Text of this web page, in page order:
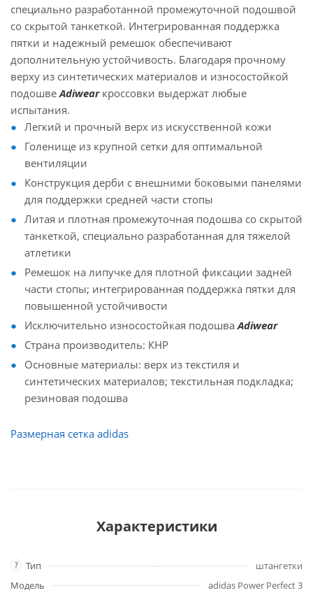
специально разработанной промежуточной подошвой
со скрытой танкеткой. Интегрированная поддержка
пятки и надежный ремешок обеспечивают
дополнительную устойчивость. Благодаря прочному
верху из синтетических материалов и износостойкой
подошвеAdiwearкроссовки выдержат любые
испытания.
Легкий и прочный верх из искусственной кожи
Голенище из крупной сетки для оптимальной
вентиляции
Конструкция дерби с внешними боковыми панелями
для поддержки средней части стопы
Литая и плотная промежуточная подошва со скрытой
танкеткой, специально разработанная для тяжелой
атлетики
Ремешок на липучке для плотной фиксации задней
части стопы; интегрированная поддержка пятки для
повышенной устойчивости
Исключительно износостойкая подошваAdiwear
Страна производитель: КНР
Основные материалы: верх из текстиля и
синтетических материалов; текстильная подкладка;
резиновая подошва
Размерная сетка adidas
Характеристики
? Тип
штангетки
Модель
adidas Power Perfect 3